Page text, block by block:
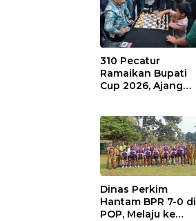
310 Pecatur
Ramaikan Bupati
Cup 2026, Ajang
Tangeran
Dinas Perkim
Hantam BPR 7-0 di
POP, Melaju ke